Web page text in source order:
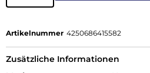
Artikelnummer 4250686415582
Zusätzliche Informationen